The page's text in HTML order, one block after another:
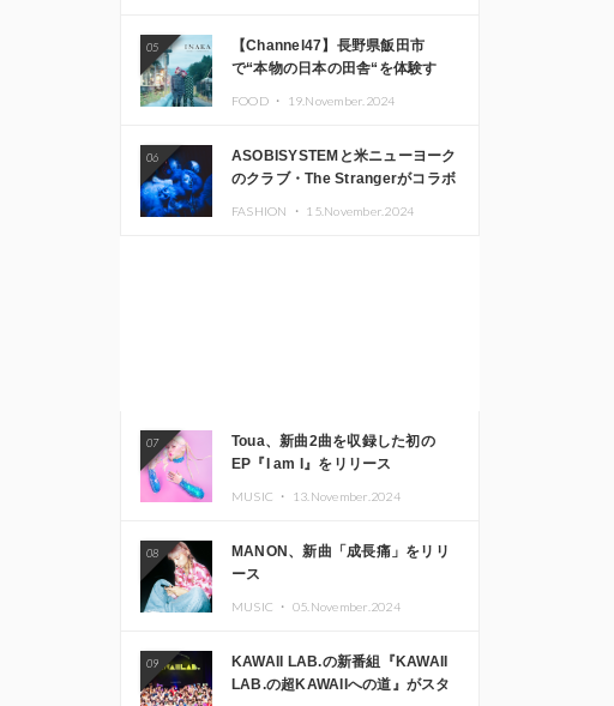
05
【Channel47】長野県飯田市
で“本物の日本の田舎“を体験す
FOOD ・ 19.November.2024
06
ASOBISYSTEMと米ニューヨーク
のクラブ・The Strangerがコラボ
FASHION ・ 15.November.2024
07
Toua、新曲2曲を収録した初の
EP『I am I』をリリース
MUSIC ・ 13.November.2024
08
MANON、新曲「成長痛」をリリ
ース
MUSIC ・ 05.November.2024
09
KAWAII LAB.の新番組『KAWAII
LAB.の超KAWAIIへの道』がスタ